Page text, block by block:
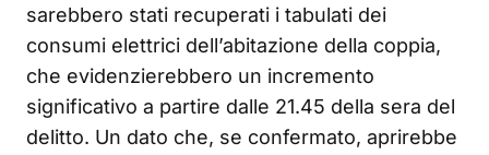
sarebbero stati recuperati i tabulati dei
consumi elettrici dell’abitazione della coppia,
che evidenzierebbero un incremento
significativo a partire dalle 21.45 della sera del
delitto. Un dato che, se confermato, aprirebbe